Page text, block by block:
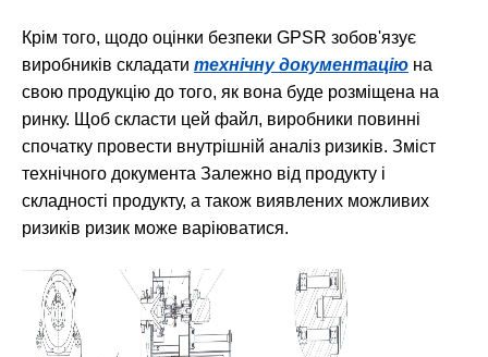
Крім того, щодо оцінки безпеки GPSR зобов'язує
виробників складати технічну документацію на
свою продукцію до того, як вона буде розміщена на
ринку. Щоб скласти цей файл, виробники повинні
спочатку провести внутрішній аналіз ризиків. Зміст
технічного документа Залежно від продукту і
складності продукту, а також виявлених можливих
ризиків ризик може варіюватися.